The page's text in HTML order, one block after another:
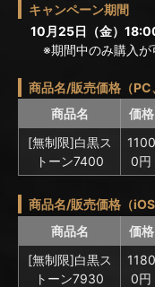
キャンペーン期間
10月25日（金）
※期間中のみ購入が
商品名/販売価格（PC
商品名
価格
[無制限]白黒ス
トーン7400
1100
0円
商品名/販売価格（iOS
商品名
価格
[無制限]白黒ス
トーン7930
1180
0円